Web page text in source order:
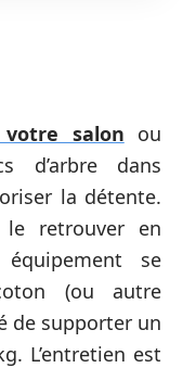
salon ou
d’arbre dans
la détente.
retrouver en
se
(ou autre
de supporter un
L’entretien est